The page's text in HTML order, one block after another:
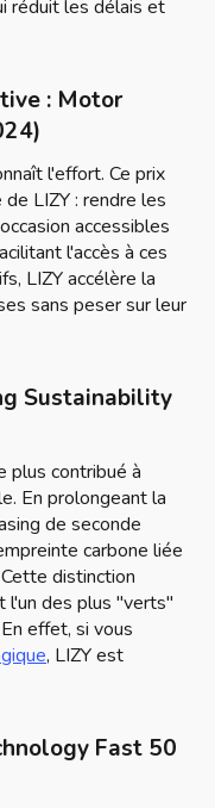
réduit les délais et
: Motor
l'effort. Ce prix
LIZY : rendre les
accessibles
l'accès à ces
LIZY accélère la
sans peser sur leur
Sustainability
plus contribué à
En prolongeant la
de seconde
carbone liée
distinction
l'un des plus "verts"
effet, si vous
, LIZY est
Fast 50